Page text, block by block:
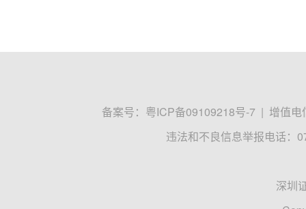
备案号： 粤ICP备09109218号-7 | 增值电
违法和不良信息举报电话：
深圳